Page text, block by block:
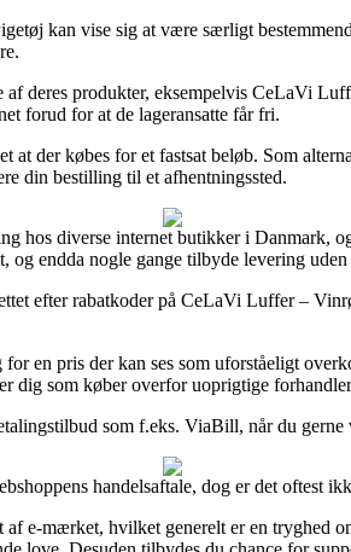
kan vise sig at være særligt
deres produkter, eksempelvis CeLaVi
forud for at de lageransatte får fri.
der købes for et fastsat beløb. Som
din bestilling til et afhentningssted.
hos diverse internet butikker i Danmark,
endda nogle gange tilbyde levering
efter rabatkoder på CeLaVi Luffer –
en pris der kan ses som uforståeligt
som køber overfor uoprigtige
som f.eks. ViaBill, når du gerne
handelsaftale, dog er det oftest
e-mærket, hvilket generelt er en